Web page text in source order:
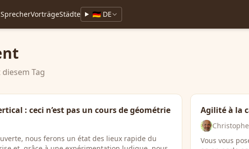
SprecherVorträgeStädte 🇩🇪 DE
Tag
: ceci n’est pas un cours de géométrie
nous ferons un état des lieux rapide du
Agilité à la
Vous vous